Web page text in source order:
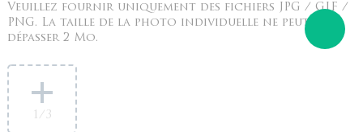
Veuillez fournir uniquement des fichiers JPG / GIF /
PNG. La taille de la photo individuelle ne peut pas
dépasser 2 Mo.
1 /3